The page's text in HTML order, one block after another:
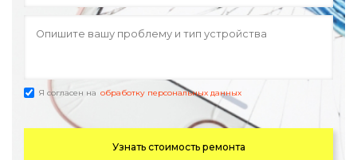
Я согласен на обработку персональных данных
Узнать стоимость ремонта